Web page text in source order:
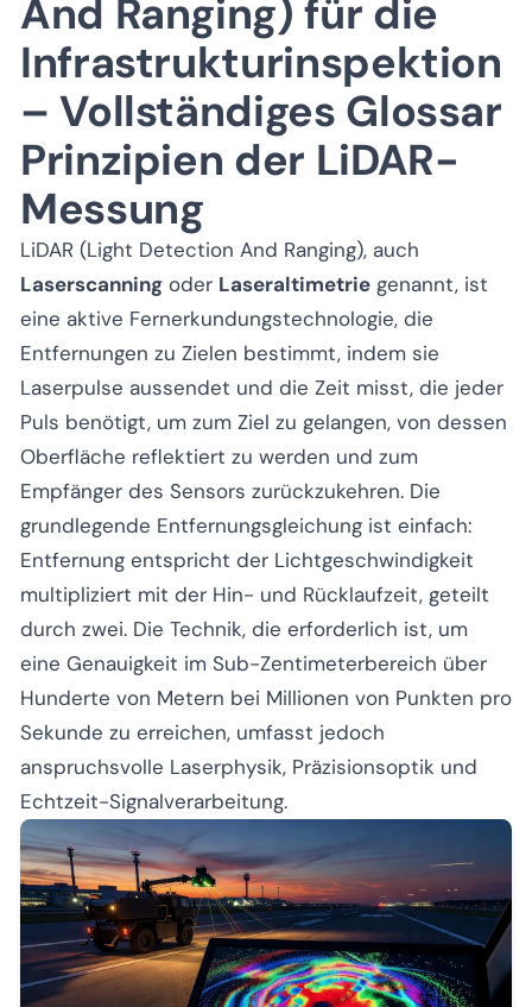
And Ranging) für die
Infrastrukturinspektion
– Vollständiges Glossar
Prinzipien der LiDAR-
Messung
LiDAR (Light Detection And Ranging), auch
Laserscanning oder Laseraltimetrie genannt, ist
eine aktive Fernerkundungstechnologie, die
Entfernungen zu Zielen bestimmt, indem sie
Laserpulse aussendet und die Zeit misst, die jeder
Puls benötigt, um zum Ziel zu gelangen, von dessen
Oberfläche reflektiert zu werden und zum
Empfänger des Sensors zurückzukehren. Die
grundlegende Entfernungsgleichung ist einfach:
Entfernung entspricht der Lichtgeschwindigkeit
multipliziert mit der Hin- und Rücklaufzeit, geteilt
durch zwei. Die Technik, die erforderlich ist, um
eine Genauigkeit im Sub-Zentimeterbereich über
Hunderte von Metern bei Millionen von Punkten pro
Sekunde zu erreichen, umfasst jedoch
anspruchsvolle Laserphysik, Präzisionsoptik und
Echtzeit-Signalverarbeitung.